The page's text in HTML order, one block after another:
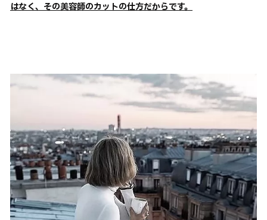
はなく、その美容師のカットの仕方だからです。